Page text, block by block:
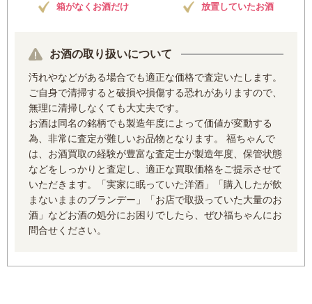
箱がなくお酒だけ 放置していたお酒
お酒の取り扱いについて
汚れやなどがある場合でも適正な価格で査定いたします。
ご自身で清掃すると破損や損傷する恐れがありますので、
無理に清掃しなくても大丈夫です。
お酒は同名の銘柄でも製造年度によって価値が変動する
為、非常に査定が難しいお品物となります。 福ちゃんで
は、お酒買取の経験が豊富な査定士が製造年度、保管状態
などをしっかりと査定し、適正な買取価格をご提示させて
いただきます。「実家に眠っていた洋酒」「購入したが飲
まないままのブランデー」「お店で取扱っていた大量のお
酒」などお酒の処分にお困りでしたら、ぜひ福ちゃんにお
問合せください。